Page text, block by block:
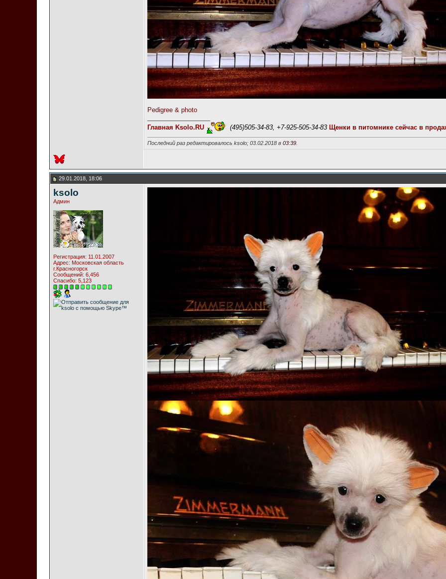
Pedigree & photo
Главная Ksolo.RU
(495)505-34-83, +7-925-505-34-83 Щенки в питомнике сейчас в
Последний раз редактировалось ksolo; 03.02.2018 в 03:39
29.01.2018, 18:06
ksolo
Админ
Регистрация: 11.01.2007
Адрес: Московская область
г.Красногорск
Сообщений: 6,456
Спасибо: 5,123